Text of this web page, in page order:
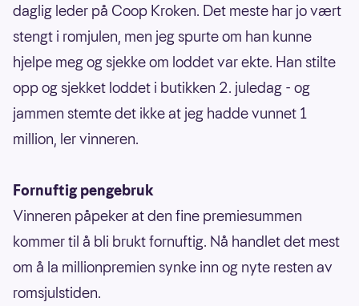
daglig leder på Coop Kroken. Det meste har jo vært
stengt i romjulen, men jeg spurte om han kunne
hjelpe meg og sjekke om loddet var ekte. Han stilte
opp og sjekket loddet i butikken 2. juledag - og
jammen stemte det ikke at jeg hadde vunnet 1
million, ler vinneren.
Fornuftig pengebruk
Vinneren påpeker at den fine premiesummen
kommer til å bli brukt fornuftig. Nå handlet det mest
om å la millionpremien synke inn og nyte resten av
romsjulstiden.